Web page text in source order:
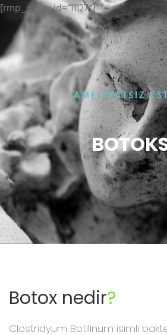
[rmp_menu id=”11127″]
AMELİYATSIZ
Botox nedir?
Clostridyum Botilinum isimli